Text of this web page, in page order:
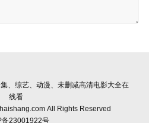
、综艺、动漫、未删减高清电影大全在
线看
All Rights Reserved
备23001922号